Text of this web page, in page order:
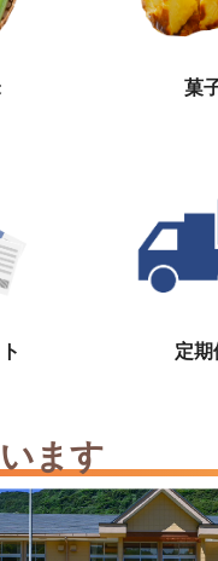
菓
定期
ます